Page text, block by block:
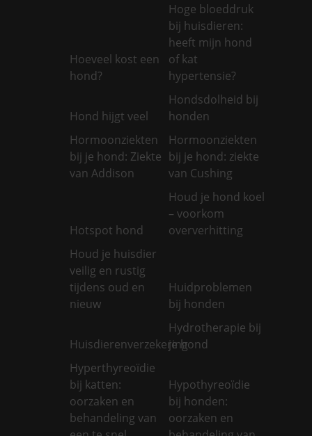
Hoeveel kost een
hond?
Hoge bloeddruk
bij huisdieren:
heeft mijn hond
of kat
hypertensie?
Hond hijgt veel
Hondsdolheid bij
honden
Hormoonziekten
bij je hond: Ziekte
van Addison
Hormoonziekten
bij je hond: ziekte
van Cushing
Hotspot hond
Houd je hond koel
– voorkom
oververhitting
Houd je huisdier
veilig en rustig
tijdens oud en
nieuw
Huidproblemen
bij honden
Huisdierenverzekering
Hydrotherapie bij
je hond
Hyperthyreoïdie
bij katten:
oorzaken en
behandeling van
Hypothyreoïdie
bij honden:
oorzaken en